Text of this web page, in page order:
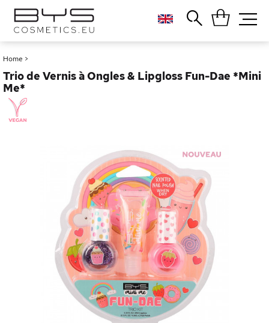
Home >
Trio de Vernis à Ongles & Lipgloss Fun-Dae *Mini
Me*
Close